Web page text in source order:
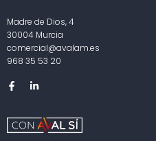
Madre de Dios, 4
30004 Murcia
comercial@avalam.es
968 35 53 20